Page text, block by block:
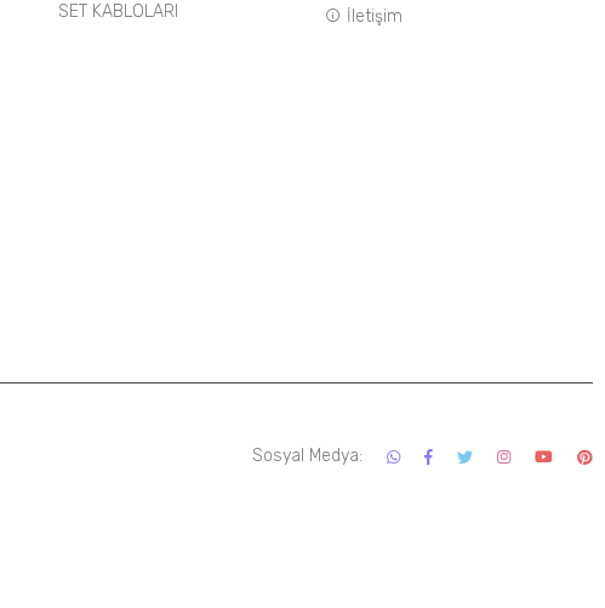
SET KABLOLARI
İletişim
Sosyal Medya: